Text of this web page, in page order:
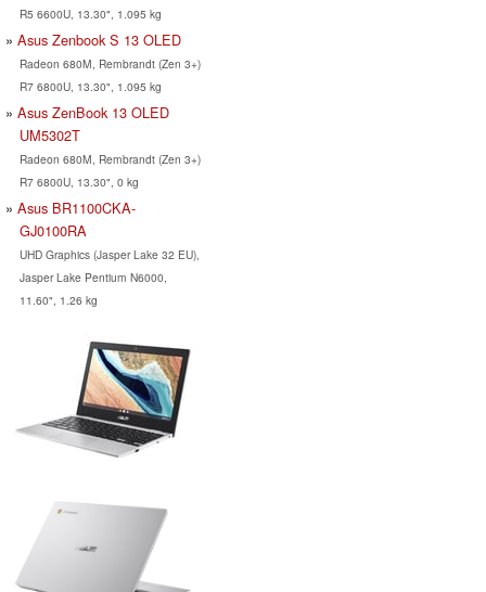
R5 6600U, 13.30", 1.095 kg
Asus Zenbook S 13 OLED
Radeon 680M, Rembrandt (Zen 3+)
R7 6800U, 13.30", 1.095 kg
Asus ZenBook 13 OLED
UM5302T
Radeon 680M, Rembrandt (Zen 3+)
R7 6800U, 13.30", 0 kg
Asus BR1100CKA-
GJ0100RA
UHD Graphics (Jasper Lake 32 EU),
Jasper Lake Pentium N6000,
11.60", 1.26 kg